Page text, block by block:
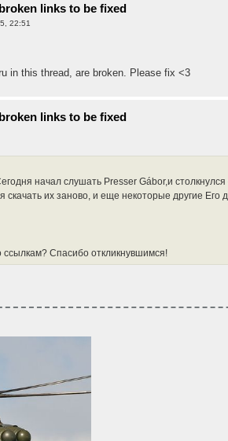
links to be fixed
22:51
in this thread, are broken. Please fix <3
links to be fixed
начал слушать Presser Gábor,и
их заново, и еще некоторые другие Его
ссылкам? Спасибо откликнувшимся!